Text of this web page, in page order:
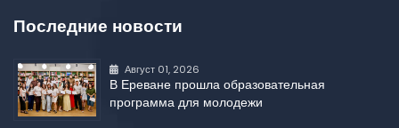
Последние новости
Август 01, 2026
В Ереване прошла образовательная
программа для молодежи